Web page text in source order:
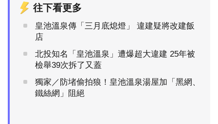
往下看更多
皇池溫泉傳「三月底熄燈」 違建疑將改建飯
店
北投知名「皇池溫泉」遭爆超大違建 25年被
檢舉39次拆了又蓋
獨家／防堵偷拍狼！皇池溫泉湯屋加「黑網、
鐵絲網」阻絕